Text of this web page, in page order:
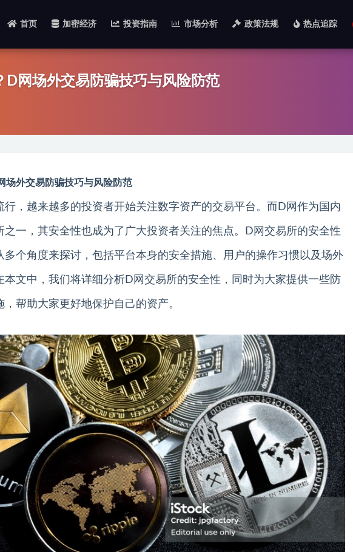
首页 加密经济 投资指南 市场分析 政策法规 热点追踪
D网场外交易防骗技巧与风险防范
场外交易防骗技巧与风险防范
行，越来越多的投资者开始关注数字资产的交易平台。而D网作为国内
之一，其安全性也成为了广大投资者关注的焦点。D网交易所的安全性
多个角度来探讨，包括平台本身的安全措施、用户的操作习惯以及场外
本文中，我们将详细分析D网交易所的安全性，同时为大家提供一些防
帮助大家更好地保护自己的资产。